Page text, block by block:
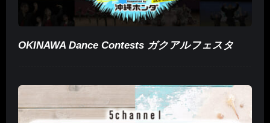
OKINAWA Dance Contests ガクアルフェスタ